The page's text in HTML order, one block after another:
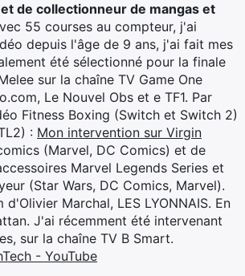
de collectionneur de mangas et
55 courses au compteur, j'ai
depuis l'âge de 9 ans, j'ai fait mes
été sélectionné pour la finale
sur la chaîne TV Game One
Le Nouvel Obs et e TF1. Par
Fitness Boxing (Switch et Switch 2)
: Mon intervention sur Virgin
(Marvel, DC Comics) et de
Marvel Legends Series et
(Star Wars, DC Comics, Marvel).
Marchal, LES LYONNAIS. En
J'ai récemment été intervenant
sur la chaîne TV B Smart.
- YouTube